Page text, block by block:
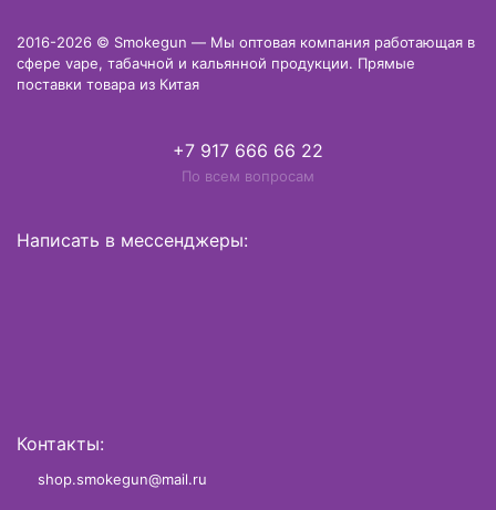
2016-2026 © Smokegun — Мы оптовая компания работающая в
сфере vape, табачной и кальянной продукции. Прямые
поставки товара из Китая
+7 917 666 66 22
По всем вопросам
Написать в мессенджеры:
Контакты:
shop.smokegun@mail.ru